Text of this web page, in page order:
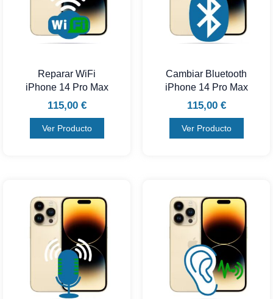
Reparar WiFi
iPhone 14 Pro Max
115,00 €
Ver Producto
Cambiar Bluetooth
iPhone 14 Pro Max
115,00 €
Ver Producto